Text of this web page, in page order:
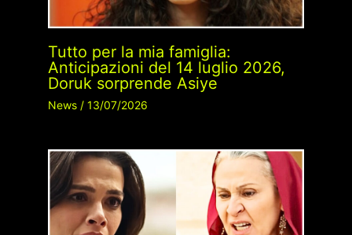
Tutto per la mia famiglia:
Anticipazioni del 14 luglio 2026,
Doruk sorprende Asiye
News/ 13/07/2026